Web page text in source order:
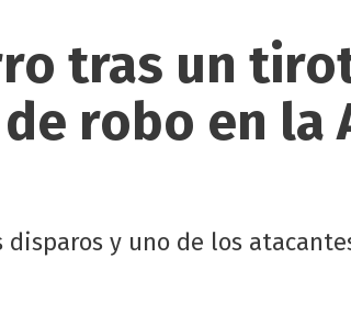
tras un
robo en la
y uno de los